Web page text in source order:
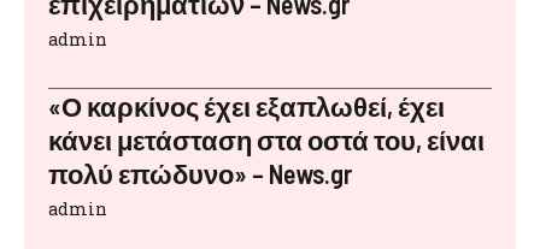
admin
«Ο καρκίνος έχει εξαπλωθεί, έχει
κάνει μετάσταση στα οστά του, είναι
πολύ επώδυνο» – News.gr
admin